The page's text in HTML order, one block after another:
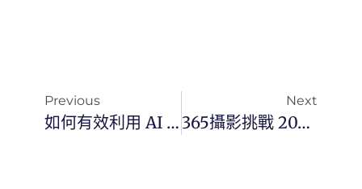
Previous
如何有效利用 AI 提升數位管理效率—蔡教練的實戰指引
Next
365攝影挑戰 20250210(一)041/365 Day3310